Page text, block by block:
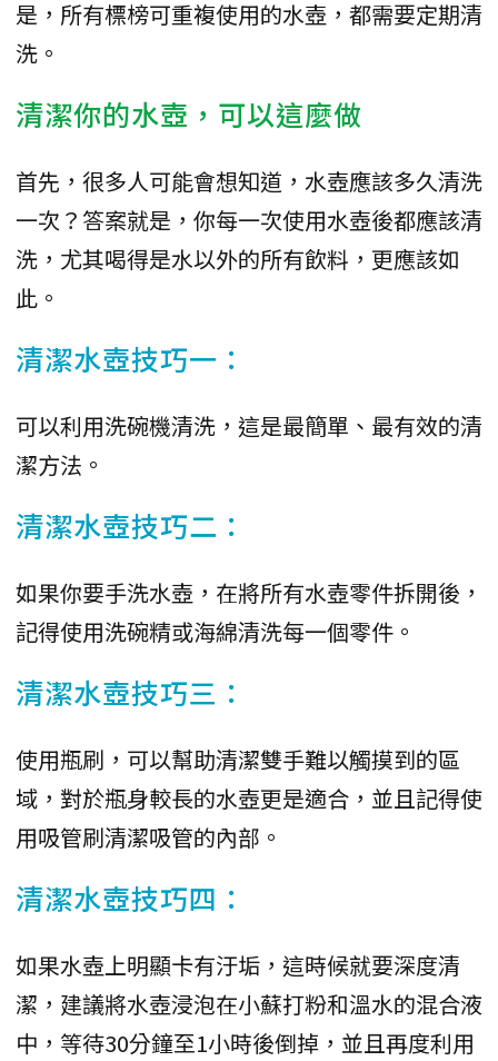
是，所有標榜可重複使用的水壺，都需要定期清
洗。
清潔你的水壺，可以這麼做
首先，很多人可能會想知道，水壺應該多久清洗
一次？答案就是，你每一次使用水壺後都應該清
洗，尤其喝得是水以外的所有飲料，更應該如
此。
清潔水壺技巧一：
可以利用洗碗機清洗，這是最簡單、最有效的清
潔方法。
清潔水壺技巧二：
如果你要手洗水壺，在將所有水壺零件拆開後，
記得使用洗碗精或海綿清洗每一個零件。
清潔水壺技巧三：
使用瓶刷，可以幫助清潔雙手難以觸摸到的區
域，對於瓶身較長的水壺更是適合，並且記得使
用吸管刷清潔吸管的內部。
清潔水壺技巧四：
如果水壺上明顯卡有汙垢，這時候就要深度清
潔，建議將水壺浸泡在小蘇打粉和溫水的混合液
中，等待30分鐘至1小時後倒掉，並且再度利用